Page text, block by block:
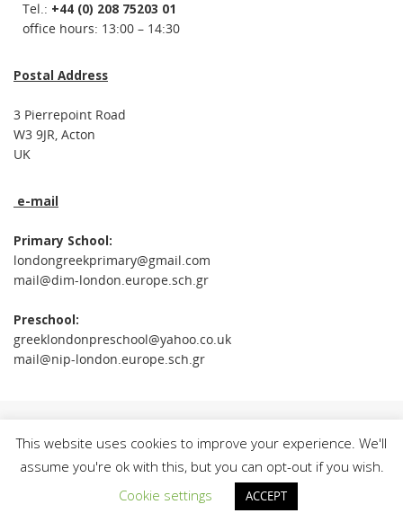
Tel.: +44 (0) 208 75203 01
office hours: 13:00 – 14:30
Postal Address
3 Pierrepoint Road
W3 9JR, Acton
UK
e-mail
Primary School:
londongreekprimary@gmail.com
mail@dim-london.europe.sch.gr
Preschool:
greeklondonpreschool@yahoo.co.uk
mail@nip-london.europe.sch.gr
Powered byTempera
This website uses cookies to improve your experience. We'll
assume you're ok with this, but you can opt-out if you wish.
Cookie settings
ACCEPT